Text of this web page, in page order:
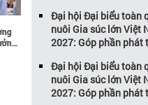
Dẫn dắt xu hướng, thúc đẩy đổi
mới và tăng trưởng tại Vietstock
Đại hội Đại biểu toàn
nuôi Gia súc lớn Việt
2027: Góp phần phát
Đại hội Đại biểu toàn
nuôi Gia súc lớn Việt
2027: Góp phần phát